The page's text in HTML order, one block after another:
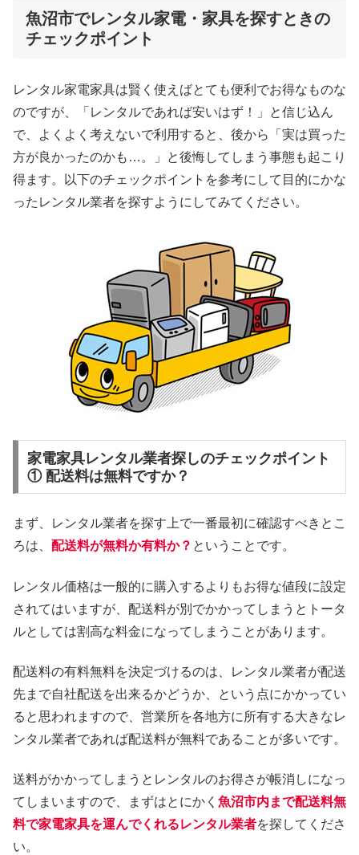
魚沼市でレンタル家電・家具を探すときの
チェックポイント
レンタル家電家具は賢く使えばとても便利でお得なものな
のですが、「レンタルであれば安いはず！」と信じ込ん
で、よくよく考えないで利用すると、後から「実は買った
方が良かったのかも…。」と後悔してしまう事態も起こり
得ます。以下のチェックポイントを参考にして目的にかな
ったレンタル業者を探すようにしてみてください。
家電家具レンタル業者探しのチェックポイント
① 配送料は無料ですか？
まず、レンタル業者を探す上で一番最初に確認すべきとこ
ろは、 配送料が無料か有料か？ ということです。
レンタル価格は一般的に購入するよりもお得な値段に設定
されてはいますが、配送料が別でかかってしまうとトータ
ルとしては割高な料金になってしまうことがあります。
配送料の有料無料を決定づけるのは、レンタル業者が配送
先まで自社配送を出来るかどうか、という点にかかってい
ると思われますので、営業所を各地方に所有する大きなレ
ンタル業者であれば配送料が無料であることが多いです。
送料がかかってしまうとレンタルのお得さが帳消しになっ
てしまいますので、まずはとにかく 魚沼市内まで配送料無
料で家電家具を運んでくれるレンタル業者を探してくださ
い。